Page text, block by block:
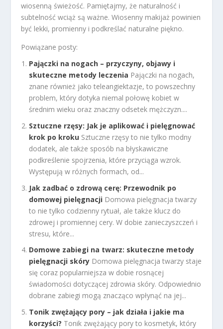
wiosenną świeżość. Pamiętajmy, że naturalność i
subtelność wciąż są ważne. Wiosenny makijaż powinien
być lekki, promienny i podkreślać naturalne piękno.
Powiązane posty:
Pajączki na nogach – przyczyny, objawy i
skuteczne metody leczenia Pajączki na nogach,
znane również jako teleangiektazje, to powszechny
problem, który dotyka niemal połowę kobiet w
średnim wieku oraz znaczny odsetek mężczyzn....
Sztuczne rzęsy: Jak je aplikować i pielęgnować
krok po kroku Sztuczne rzęsy to nie tylko modny
dodatek, ale także sposób na błyskawiczne
podkreślenie spojrzenia, które przyciąga wzrok.
Występują w różnych formach, od...
Jak zadbać o zdrową cerę: Przewodnik po
domowej pielęgnacji Domowa pielęgnacja twarzy
to nie tylko codzienny rytuał, ale także klucz do
zdrowej i promiennej cery. W dobie zanieczyszczeń i
stresu, które...
Domowe zabiegi na twarz: skuteczne metody
pielęgnacji skóry Domowa pielęgnacja twarzy staje
się coraz popularniejsza w dobie rosnącej
świadomości dotyczącej zdrowia skóry. Odpowiednio
dobrane zabiegi mogą znacząco wpłynąć na jej...
Tonik zwężający pory – jak działa i jakie ma
korzyści? Tonik zwężający pory to kosmetyk, który